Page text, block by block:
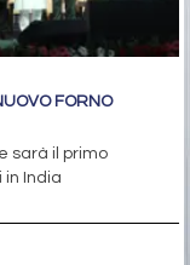
FORNO
sarà il primo
in India